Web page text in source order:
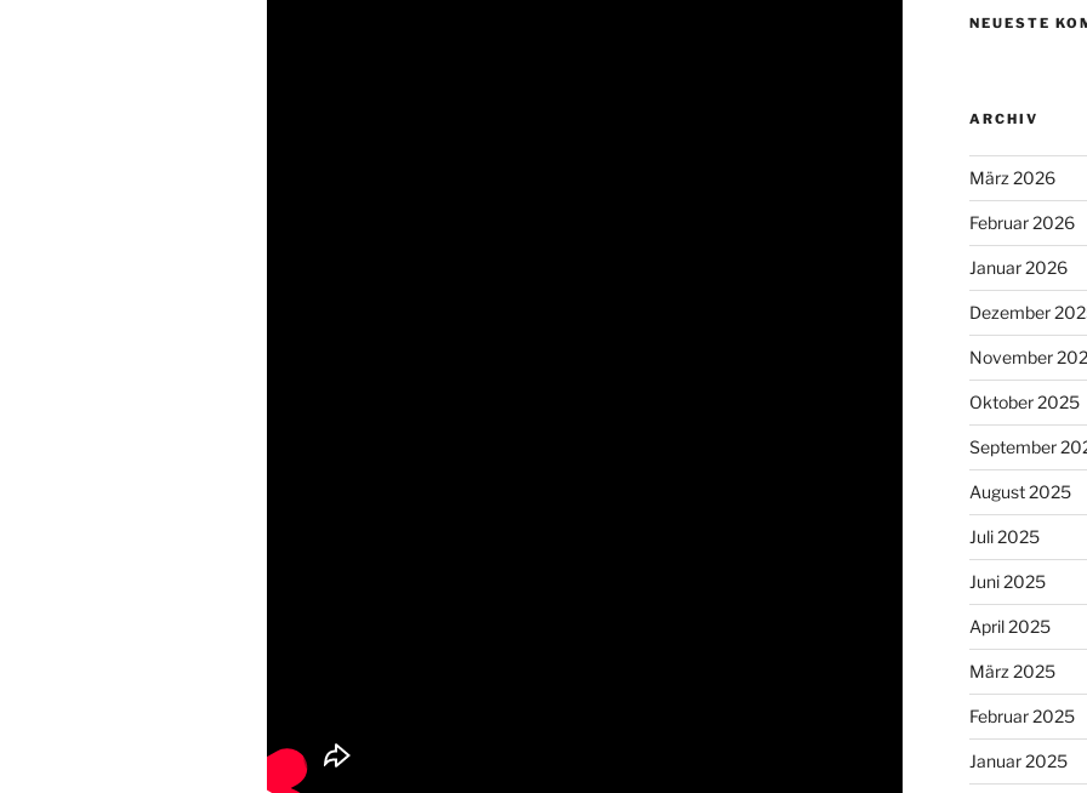
NEUESTE
ARCHIV
März 2026
Februar 2026
Januar 2026
Dezember
November
Oktober 2025
September
August 2025
Juli 2025
Juni 2025
April 2025
März 2025
Februar 2025
Januar 2025